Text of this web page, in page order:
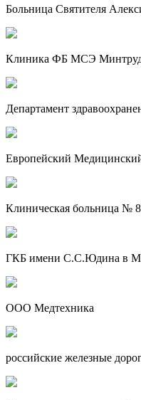
Больница Святителя
Клиника ФБ МСЭ
Департамент
Европейский
Клиническая больница №
ГКБ имени С.С.Юдина в
ООО Медтехника
российские железные